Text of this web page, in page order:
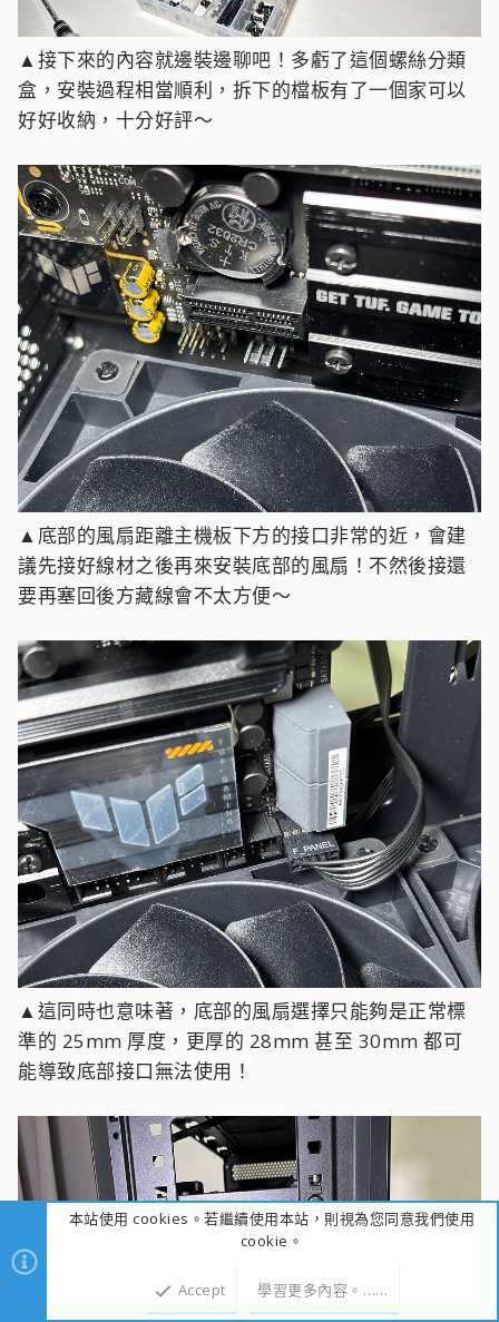
▲接下來的內容就邊裝邊聊吧！多虧了這個螺絲分類
盒，安裝過程相當順利，拆下的檔板有了一個家可以
好好收納，十分好評～
▲底部的風扇距離主機板下方的接口非常的近，會建
議先接好線材之後再來安裝底部的風扇！不然後接還
要再塞回後方藏線會不太方便～
▲這同時也意味著，底部的風扇選擇只能夠是正常標
準的 25mm 厚度，更厚的 28mm 甚至 30mm 都可
能導致底部接口無法使用！
本站使用 cookies。若繼續使用本站，則視為您同意我們使用
cookie。
Accept 學習更多內容。……